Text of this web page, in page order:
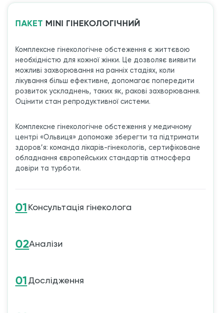
ПАКЕТ MINI ГІНЕКОЛОГІЧНИЙ
Комплексне гінекологічне обстеження є життєвою
необхідністю для кожної жінки. Це дозволяє виявити
можливі захворювання на ранніх стадіях, коли
лікування більш ефективне, допомагає попередити
розвиток ускладнень, таких як, ракові захворювання.
Оцінити стан репродуктивної системи.
Комплексне гінекологічне обстеження у медичному
центрі «Ольвиця» допоможе зберегти та підтримати
здоров’я: команда лікарів-гінекологів, сертифіковане
обладнання європейських стандартів атмосфера
довіри та турботи.
01 Консультація гінеколога
02Аналізи
01 Дослідження